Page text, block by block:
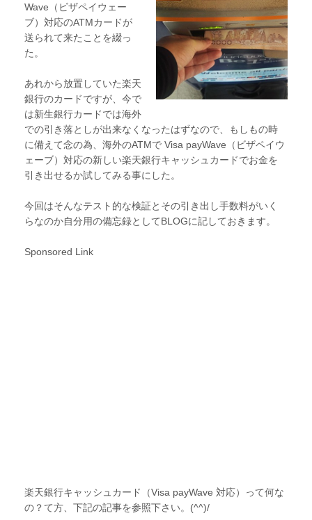
Wave（ビザペイウェー
ブ）対応のATMカードが
送られて来たことを綴っ
た。
あれから放置していた楽天
銀行のカードですが、今で
は新生銀行カードでは海外
での引き落としが出来なくなったはずなので、もしもの時
に備えて念の為、海外のATMで Visa payWave（ビザペイウ
ェーブ）対応の新しい楽天銀行キャッシュカードでお金を
引き出せるか試してみる事にした。
今回はそんなテスト的な検証とその引き出し手数料がいく
らなのか自分用の備忘録としてBLOGに記しておきます。
Sponsored Link
楽天銀行キャッシュカード（Visa payWave 対応）って何な
の？て方、下記の記事を参照下さい。(^^)/